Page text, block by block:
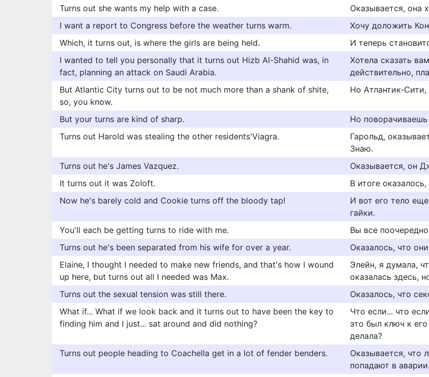
Turns out she wants my help with a case.
Оказывается, она
I want a report to Congress before the weather turns warm.
Хочу доложить
Which, it turns out, is where the girls are being held.
И теперь
I wanted to tell you personally that it turns out Hizb Al-Shahid was, in
fact, planning an attack on Saudi Arabia.
Хотела сказать
действительно,
But Atlantic City turns out to be not much more than a shank of shite,
so, you know.
Но Атлантик-
But your turns are kind of sharp.
Но
Turns out Harold was stealing the other residents'Viagra.
Гарольд,
Знаю.
Turns out he's James Vazquez.
Оказывается, он
It turns out it was Zoloft.
В итоге
Now he's barely cold and Cookie turns off the bloody tap!
И вот его тело
гайки.
You'll each be getting turns to ride with me.
Вы все
Turns out he's been separated from his wife for over a year.
Оказалось, что
Elaine, I thought I needed to make new friends, and that's how I wound
up here, but turns out all I needed was Max.
Элейн, я думала,
оказалась здесь,
Turns out the sexual tension was still there.
Оказалось, что
What if... What if we look back and it turns out to have been the key to
finding him and I just... sat around and did nothing?
Что если... что
это был ключ к
делала?
Turns out people heading to Coachella get in a lot of fender benders.
Оказывается, что
попадают в аварии.